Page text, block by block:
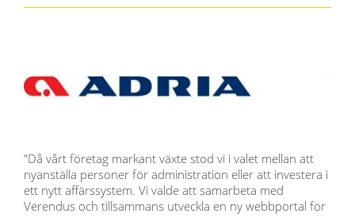
”Då vårt företag markant växte stod vi i valet mellan att
nyanställa personer för administration eller att investera i
ett nytt affärssystem. Vi valde att samarbeta med
Verendus och tillsammans utveckla en ny webbportal för